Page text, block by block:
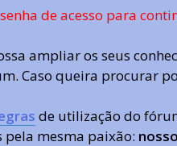
de acesso para
ampliar os seus
Caso queira procurar
de utilização do
pela mesma paixão: